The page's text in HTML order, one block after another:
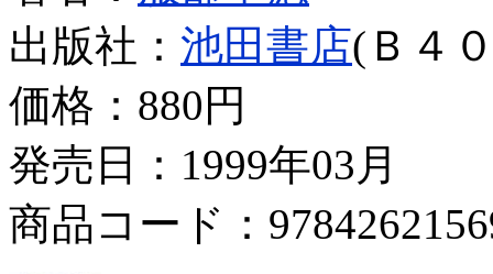
出版社： 池田書店(Ｂ４
価格： 880円
発売日：1999年03月
商品コード：